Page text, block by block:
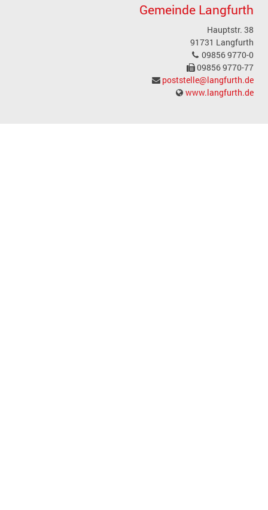
Gemeinde Langfurth
Hauptstr. 38
91731 Langfurth
09856 9770-0
09856 9770-77
poststelle@langfurth.de
www.langfurth.de